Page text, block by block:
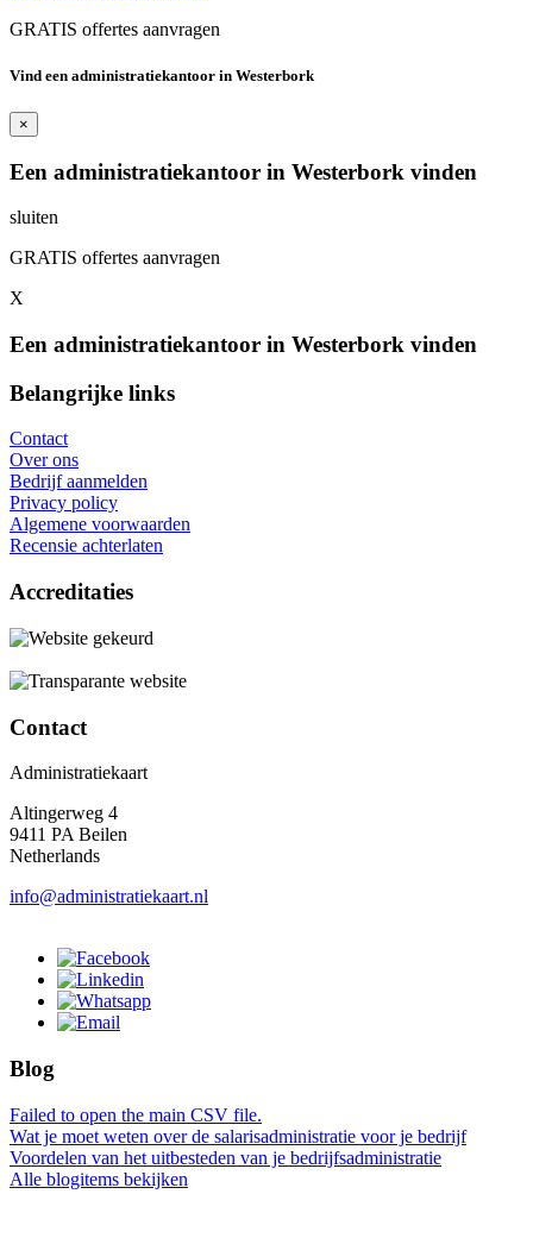
GRATIS offertes aanvragen
Vind een administratiekantoor in Westerbork
×
Een administratiekantoor in Westerbork vinden
sluiten
GRATIS offertes aanvragen
X
Een administratiekantoor in Westerbork vinden
Belangrijke links
Contact
Over ons
Bedrijf aanmelden
Privacy policy
Algemene voorwaarden
Recensie achterlaten
Accreditaties
Contact
Administratiekaart
Altingerweg 4
9411 PA Beilen
Netherlands
info@administratiekaart.nl
Blog
Failed to open the main CSV file.
Wat je moet weten over de salarisadministratie voor je bedrijf
Voordelen van het uitbesteden van je bedrijfsadministratie
Alle blogitems bekijken